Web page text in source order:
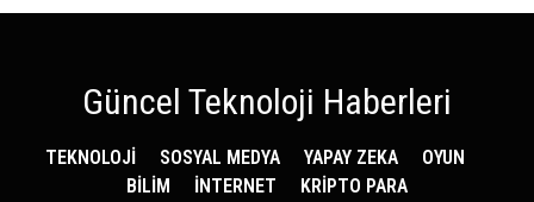
Güncel Teknoloji Haberleri
TEKNOLOJİ SOSYAL MEDYA YAPAY ZEKA
OYUN
BİLİM
İNTERNET KRİPTO PARA